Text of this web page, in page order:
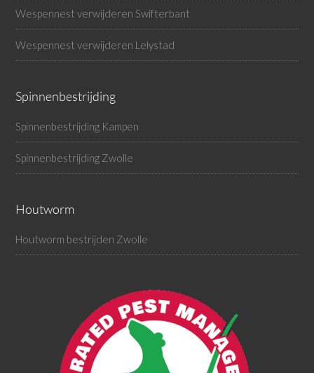
Wespennest verwijderen Swifterbant
Wespennest verwijderen Lelystad
Spinnenbestrijding
Spinnenbestrijding Kampen
Spinnenbestrijding Zwolle
Houtworm
Houtworm bestrijden Zwolle